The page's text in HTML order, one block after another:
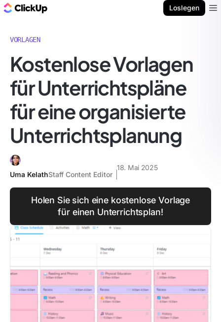
Loslegen
VORLAGEN
Kostenlose Vorlagen
für Unterrichtspläne
für eine organisierte
Unterrichtsplanung
Uma KelathStaff Content Editor
18. Mai 2025
Holen Sie sich eine kostenlose Vorlage
für einen Unterrichtsplan!